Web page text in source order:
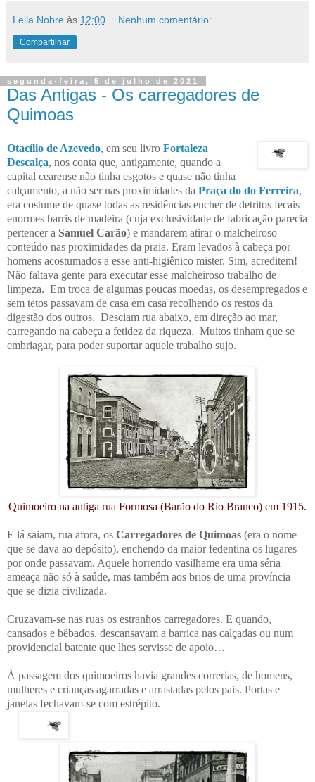
Leila Nobre às 12:00 Nenhum comentário:
Compartilhar
segunda-feira, 5 de julho de 2021
Das Antigas - Os carregadores de
Quimoas
Otacílio de Azevedo, em seu livro Fortaleza
Descalça, nos conta que, antigamente, quando a
capital cearense não tinha esgotos e quase não tinha
calçamento, a não ser nas proximidades da Praça do do Ferreira,
era costume de quase todas as residências encher de detritos fecais
enormes barris de madeira (cuja exclusividade de fabricação parecia
pertencer a Samuel Carão) e mandarem atirar o malcheiroso
conteúdo nas proximidades da praia. Eram levados à cabeça por
homens acostumados a esse anti-higiênico mister. Sim, acreditem!
Não faltava gente para executar esse malcheiroso trabalho de
limpeza. Em troca de algumas poucas moedas, os desempregados e
sem tetos passavam de casa em casa recolhendo os restos da
digestão dos outros. Desciam rua abaixo, em direção ao mar,
carregando na cabeça a fetidez da riqueza. Muitos tinham que se
embriagar, para poder suportar aquele trabalho sujo.
Quimoeiro na antiga rua Formosa (Barão do Rio Branco) em 1915.
E lá saiam, rua afora, os Carregadores de Quimoas (era o nome
que se dava ao depósito), enchendo da maior fedentina os lugares
por onde passavam. Aquele horrendo vasilhame era uma séria
ameaça não só à saúde, mas também aos brios de uma província
que se dizia civilizada.
Cruzavam-se nas ruas os estranhos carregadores. E quando,
cansados e bêbados, descansavam a barrica nas calçadas ou num
providencial batente que lhes servisse de apoio…
À passagem dos quimoeiros havia grandes correrias, de homens,
mulheres e crianças agarradas e arrastadas pelos pais. Portas e
janelas fechavam-se com estrépito.